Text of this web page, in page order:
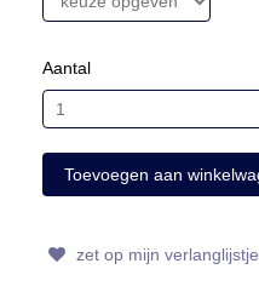
Aantal
zet op mijn verlanglijstje